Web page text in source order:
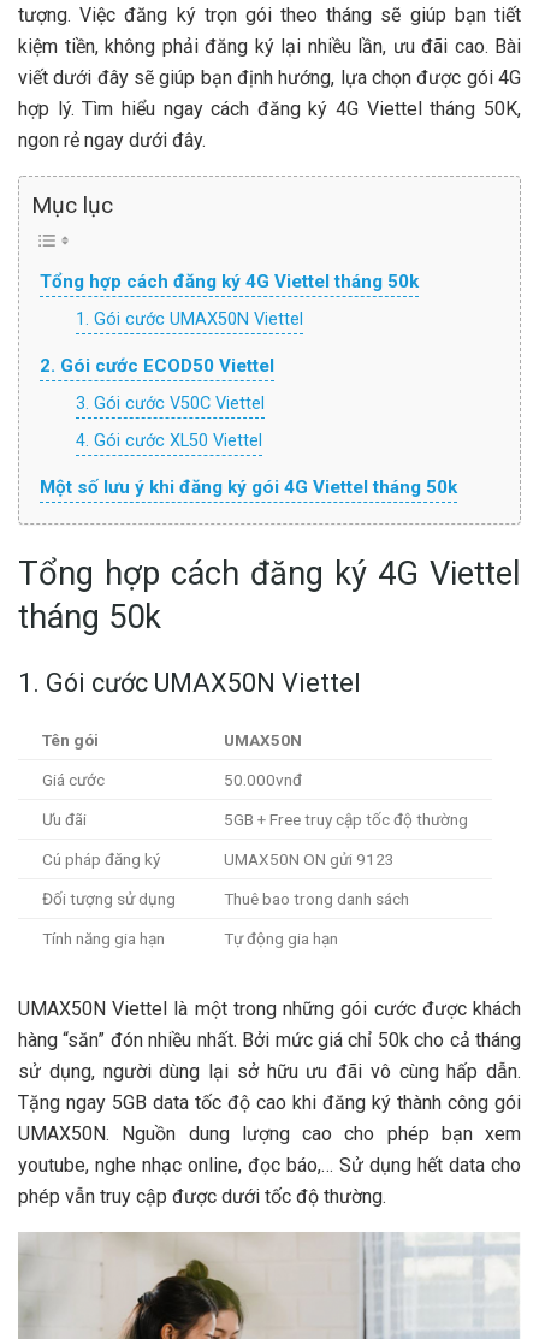
tượng. Việc đăng ký trọn gói theo tháng sẽ giúp bạn tiết
kiệm tiền, không phải đăng ký lại nhiều lần, ưu đãi cao. Bài
viết dưới đây sẽ giúp bạn định hướng, lựa chọn được gói 4G
hợp lý. Tìm hiểu ngay cách đăng ký 4G Viettel tháng 50K,
ngon rẻ ngay dưới đây.
Mục lục
Tổng hợp cách đăng ký 4G Viettel tháng 50k
1. Gói cước UMAX50N Viettel
2. Gói cước ECOD50 Viettel
3. Gói cước V50C Viettel
4. Gói cước XL50 Viettel
Một số lưu ý khi đăng ký gói 4G Viettel tháng 50k
Tổng hợp cách đăng ký 4G Viettel
tháng 50k
1. Gói cước UMAX50N Viettel
Tên gói UMAX50N
Giá cước 50.000vnđ
Ưu đãi 5GB + Free truy cập tốc độ thường
Cú pháp đăng ký UMAX50N ON gửi 9123
Đối tượng sử dụng Thuê bao trong danh sách
Tính năng gia hạn Tự động gia hạn
UMAX50N Viettel là một trong những gói cước được khách
hàng “săn” đón nhiều nhất. Bởi mức giá chỉ 50k cho cả tháng
sử dụng, người dùng lại sở hữu ưu đãi vô cùng hấp dẫn.
Tặng ngay 5GB data tốc độ cao khi đăng ký thành công gói
UMAX50N. Nguồn dung lượng cao cho phép bạn xem
youtube, nghe nhạc online, đọc báo,… Sử dụng hết data cho
phép vẫn truy cập được dưới tốc độ thường.